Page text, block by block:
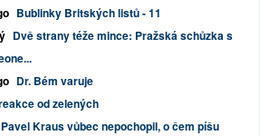
Bublinky Britských listů - 11
Dvě strany téže mince: Pražská schůzka s
Dr. Bém varuje
od zelených
Pavel Kraus vůbec nepochopil, o čem píšu